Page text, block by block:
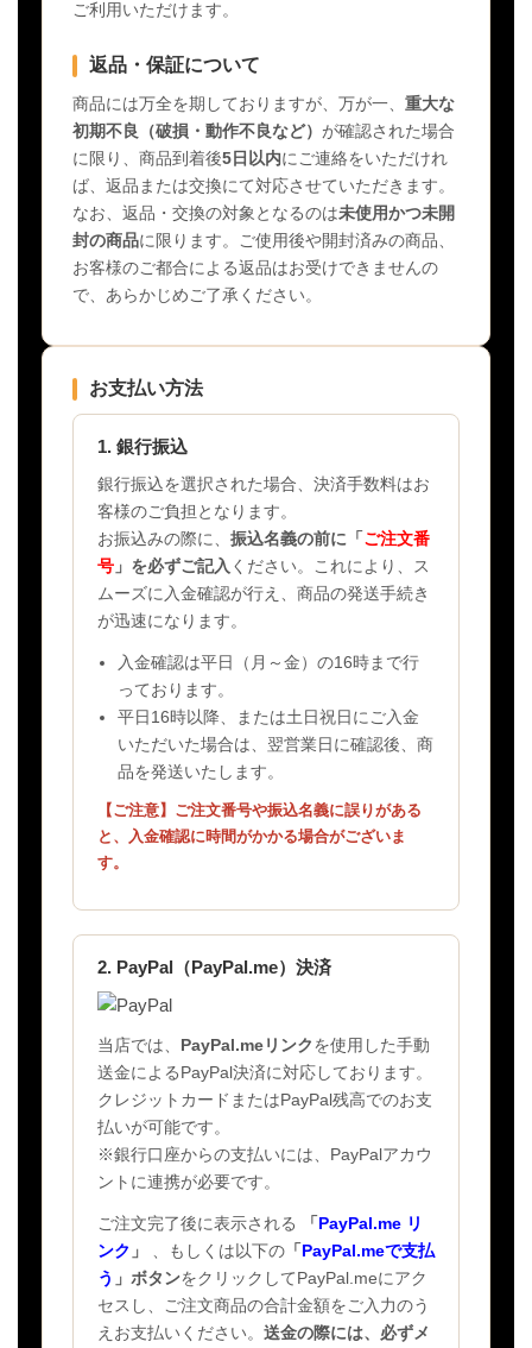
ご利用いただけます。
返品・保証について
商品には万全を期しておりますが、万が一、 重大な
初期不良（破損・動作不良など） が確認された場合
に限り、商品到着後5日以内にご連絡をいただけれ
ば、返品または交換にて対応させていただきます。
なお、返品・交換の対象となるのは未使用かつ未開
封の商品に限ります。ご使用後や開封済みの商品、
お客様のご都合による返品はお受けできませんの
で、あらかじめご了承ください。
お支払い方法
1. 銀行振込
銀行振込を選択された場合、決済手数料はお
客様のご負担となります。
お振込みの際に、 振込名義の前に「 ご注文番
号 」を必ずご記入 ください。これにより、ス
ムーズに入金確認が行え、商品の発送手続き
が迅速になります。
入金確認は平日（月～金）の16時まで行
っております。
平日16時以降、または土日祝日にご入金
いただいた場合は、翌営業日に確認後、商
品を発送いたします。
【ご注意】ご注文番号や振込名義に誤りがある
と、入金確認に時間がかかる場合がございま
す。
2. PayPal（PayPal.me）決済
当店では、 PayPal.meリンクを使用した手動
送金によるPayPal決済に対応しております。
クレジットカードまたはPayPal残高でのお支
払いが可能です。
※銀行口座からの支払いには、PayPalアカウ
ントに連携が必要です。
ご注文完了後に表示される 「 PayPal.me リ
ンク 」 、もしくは以下の 「 PayPal.meで支払
う 」ボタンをクリックしてPayPal.meにアク
セスし、ご注文商品の合計金額をご入力のう
えお支払いください。 送金の際には、必ずメ